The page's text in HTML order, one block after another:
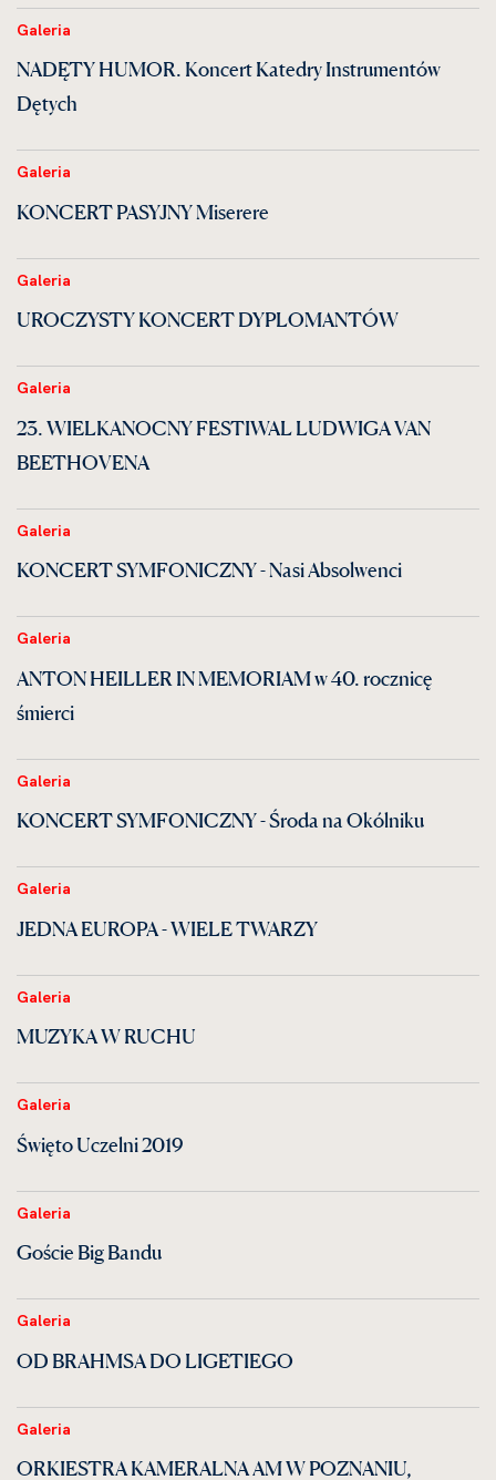
Galeria
NADĘTY HUMOR. Koncert Katedry Instrumentów
Dętych
Galeria
KONCERT PASYJNY Miserere
Galeria
UROCZYSTY KONCERT DYPLOMANTÓW
Galeria
23. WIELKANOCNY FESTIWAL LUDWIGA VAN
BEETHOVENA
Galeria
KONCERT SYMFONICZNY - Nasi Absolwenci
Galeria
ANTON HEILLER IN MEMORIAM w 40. rocznicę
śmierci
Galeria
KONCERT SYMFONICZNY - Środa na Okólniku
Galeria
JEDNA EUROPA - WIELE TWARZY
Galeria
MUZYKA W RUCHU
Galeria
Święto Uczelni 2019
Galeria
Goście Big Bandu
Galeria
OD BRAHMSA DO LIGETIEGO
Galeria
ORKIESTRA KAMERALNA AM W POZNANIU,